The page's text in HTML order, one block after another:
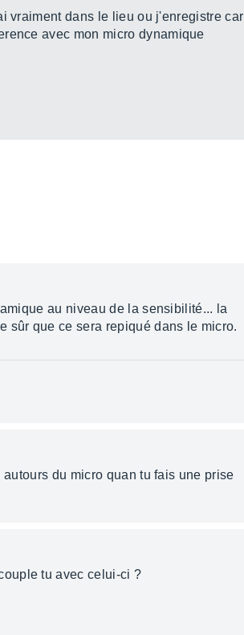
vraiment dans le lieu ou j'enregistre car
avec mon micro dynamique
au niveau de la sensibilité... la
sûr que ce sera repiqué dans le micro.
du micro quan tu fais une prise
tu avec celui-ci ?